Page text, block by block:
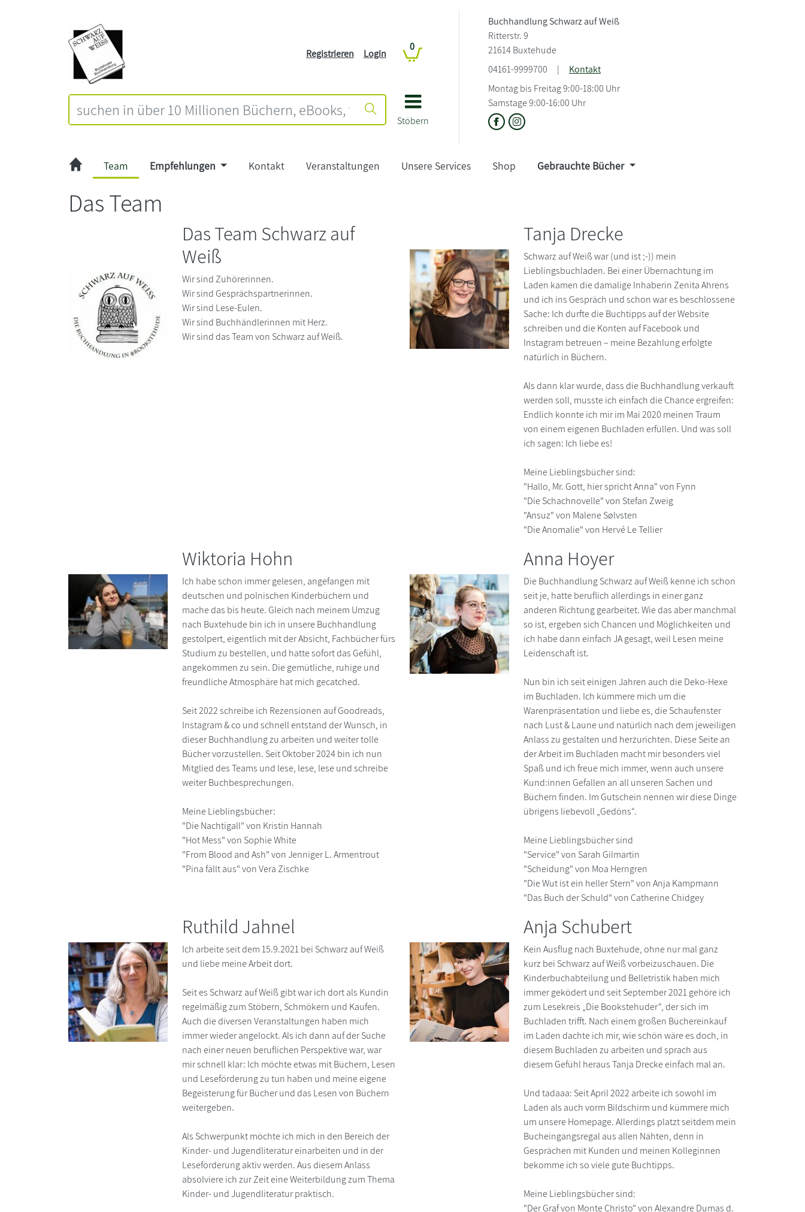
Stöbern
Registrieren Login
0
Buchhandlung Schwarz auf Weiß
Ritterstr. 9
21614 Buxtehude
04161-9999700
|
Kontakt
Montag bis Freitag 9:00-18:00 Uhr
Samstage 9:00-16:00 Uhr
Team Empfehlungen Kontakt Veranstaltungen Unsere Services Shop Gebrauchte Bücher
Das Team
Das Team Schwarz auf
Weiß
Wir sind Zuhörerinnen.
Wir sind Gesprächspartnerinnen.
Wir sind Lese-Eulen.
Wir sind Buchhändlerinnen mit Herz.
Wir sind das Team von Schwarz auf Weiß.
Tanja Drecke
Schwarz auf Weiß war (und ist ;-)) mein
Lieblingsbuchladen. Bei einer Übernachtung im
Laden kamen die damalige Inhaberin Zenita Ahrens
und ich ins Gespräch und schon war es beschlossene
Sache: Ich durfte die Buchtipps auf der Website
schreiben und die Konten auf Facebook und
Instagram betreuen – meine Bezahlung erfolgte
natürlich in Büchern.
Als dann klar wurde, dass die Buchhandlung verkauft
werden soll, musste ich einfach die Chance ergreifen:
Endlich konnte ich mir im Mai 2020 meinen Traum
von einem eigenen Buchladen erfüllen. Und was soll
ich sagen: Ich liebe es!
Meine Lieblingsbücher sind:
"Hallo, Mr. Gott, hier spricht Anna" von Fynn
"Die Schachnovelle" von Stefan Zweig
"Ansuz" von Malene Sølvsten
"Die Anomalie" von Hervé Le Tellier
Wiktoria Hohn
Ich habe schon immer gelesen, angefangen mit
deutschen und polnischen Kinderbüchern und
mache das bis heute. Gleich nach meinem Umzug
nach Buxtehude bin ich in unsere Buchhandlung
gestolpert, eigentlich mit der Absicht, Fachbücher fürs
Studium zu bestellen, und hatte sofort das Gefühl,
angekommen zu sein. Die gemütliche, ruhige und
freundliche Atmosphäre hat mich gecatched.
Seit 2022 schreibe ich Rezensionen auf Goodreads,
Instagram & co und schnell entstand der Wunsch, in
dieser Buchhandlung zu arbeiten und weiter tolle
Bücher vorzustellen. Seit Oktober 2024 bin ich nun
Mitglied des Teams und lese, lese, lese und schreibe
weiter Buchbesprechungen.
Meine Lieblingsbücher:
"Die Nachtigall" von Kristin Hannah
"Hot Mess" von Sophie White
"From Blood and Ash" von Jenniger L. Armentrout
"Pina fällt aus" von Vera Zischke
Anna Hoyer
Die Buchhandlung Schwarz auf Weiß kenne ich schon
seit je, hatte beruflich allerdings in einer ganz
anderen Richtung gearbeitet. Wie das aber manchmal
so ist, ergeben sich Chancen und Möglichkeiten und
ich habe dann einfach JA gesagt, weil Lesen meine
Leidenschaft ist.
Nun bin ich seit einigen Jahren auch die Deko-Hexe
im Buchladen. Ich kümmere mich um die
Warenpräsentation und liebe es, die Schaufenster
nach Lust & Laune und natürlich nach dem jeweiligen
Anlass zu gestalten und herzurichten. Diese Seite an
der Arbeit im Buchladen macht mir besonders viel
Spaß und ich freue mich immer, wenn auch unsere
Kund:innen Gefallen an all unseren Sachen und
Büchern finden. Im Gutschein nennen wir diese Dinge
übrigens liebevoll „Gedöns“.
Meine Lieblingsbücher sind
"Service" von Sarah Gilmartin
"Scheidung" von Moa Herngren
"Die Wut ist ein heller Stern" von Anja Kampmann
"Das Buch der Schuld" von Catherine Chidgey
Ruthild Jahnel
Ich arbeite seit dem 15.9.2021 bei Schwarz auf Weiß
und liebe meine Arbeit dort.
Seit es Schwarz auf Weiß gibt war ich dort als Kundin
regelmäßig zum Stöbern, Schmökern und Kaufen.
Auch die diversen Veranstaltungen haben mich
immer wieder angelockt. Als ich dann auf der Suche
nach einer neuen beruflichen Perspektive war, war
mir schnell klar: Ich möchte etwas mit Büchern, Lesen
und Leseförderung zu tun haben und meine eigene
Begeisterung für Bücher und das Lesen von Büchern
weitergeben.
Als Schwerpunkt möchte ich mich in den Bereich der
Kinder- und Jugendliteratur einarbeiten und in der
Leseförderung aktiv werden. Aus diesem Anlass
absolviere ich zur Zeit eine Weiterbildung zum Thema
Kinder- und Jugendliteratur praktisch.
Anja Schubert
Kein Ausflug nach Buxtehude, ohne nur mal ganz
kurz bei Schwarz auf Weiß vorbeizuschauen. Die
Kinderbuchabteilung und Belletristik haben mich
immer geködert und seit September 2021 gehöre ich
zum Lesekreis „Die Bookstehuder“, der sich im
Buchladen trifft. Nach einem großen Büchereinkauf
im Laden dachte ich mir, wie schön wäre es doch, in
diesem Buchladen zu arbeiten und sprach aus
diesem Gefühl heraus Tanja Drecke einfach mal an.
Und tadaaa: Seit April 2022 arbeite ich sowohl im
Laden als auch vorm Bildschirm und kümmere mich
um unsere Homepage. Allerdings platzt seitdem mein
Bucheingangsregal aus allen Nähten, denn in
Gesprächen mit Kunden und meinen Kolleginnen
bekomme ich so viele gute Buchtipps.
Meine Lieblingsbücher sind:
"Der Graf von Monte Christo" von Alexandre Dumas d.